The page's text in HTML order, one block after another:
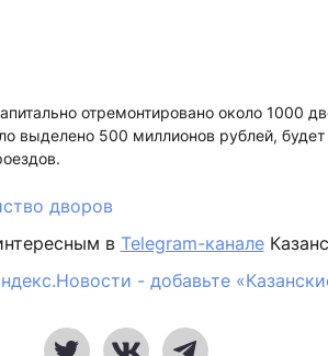
отремонтировано около 1000
выделено 500 миллионов рублей, будет
дворов
в Telegram-канале
- добавьте